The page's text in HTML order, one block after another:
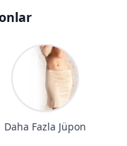
Daha Fazla Jüpon